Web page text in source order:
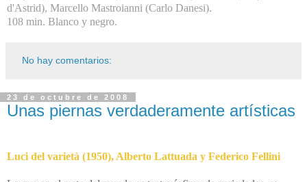
d'Astrid), Marcello Mastroianni (Carlo Danesi).
108 min. Blanco y negro.
No hay comentarios:
23 de octubre de 2008
Unas piernas verdaderamente artísticas
Luci del varietà (1950), Alberto Lattuada y Federico Fellini